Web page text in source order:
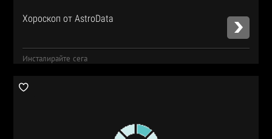
Хороскоп от AstroData
Инсталирайте сега